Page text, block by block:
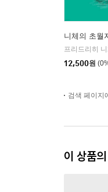
니체의 초월
12,500원
검색 페이지
이 상품